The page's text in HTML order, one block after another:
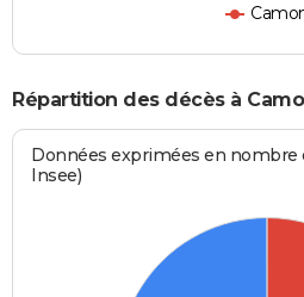
Répartition des décès à
Données exprimées en nombre
Insee)